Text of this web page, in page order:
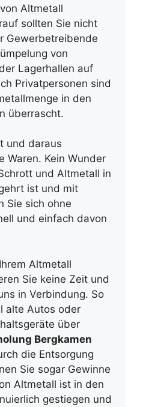
Altmetall
sollten Sie nicht
Gewerbetreibende
von
Lagerhallen auf
Privatpersonen sind
in den
überrascht.
und daraus
Waren. Kein Wunder
und Altmetall in
ist und mit
Sie sich ohne
und einfach davon
Altmetall
Sie keine Zeit und
in Verbindung. So
alte Autos oder
über
Bergkamen
die Entsorgung
Sie sogar Gewinne
Altmetall ist in den
gestiegen und